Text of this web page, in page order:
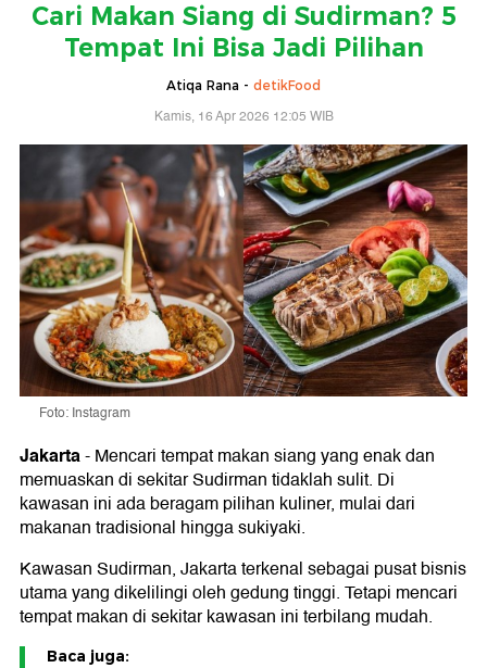
Cari Makan Siang di Sudirman? 5
Tempat Ini Bisa Jadi Pilihan
Atiqa Rana - detikFood
Kamis, 16 Apr 2026 12:05 WIB
Foto: Instagram
Jakarta-Mencari tempat makan siang yang enak dan
memuaskan di sekitar Sudirman tidaklah sulit. Di
kawasan ini ada beragam pilihan kuliner, mulai dari
makanan tradisional hingga sukiyaki.
Kawasan Sudirman, Jakarta terkenal sebagai pusat bisnis
utama yang dikelilingi oleh gedung tinggi. Tetapi mencari
tempat makan di sekitar kawasan ini terbilang mudah.
Baca juga: